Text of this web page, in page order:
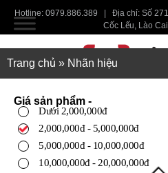
Hotline: 0979.886.389 | Địa chỉ: Số
Cốc Lếu, Lào
Trang chủ » Nhãn hiệu
Giá sản phẩm -
Dưới 2,000,000đ
2,000,000đ - 5,000,000đ
5,000,000đ - 10,000,000đ
10,000,000đ - 20,000,000đ